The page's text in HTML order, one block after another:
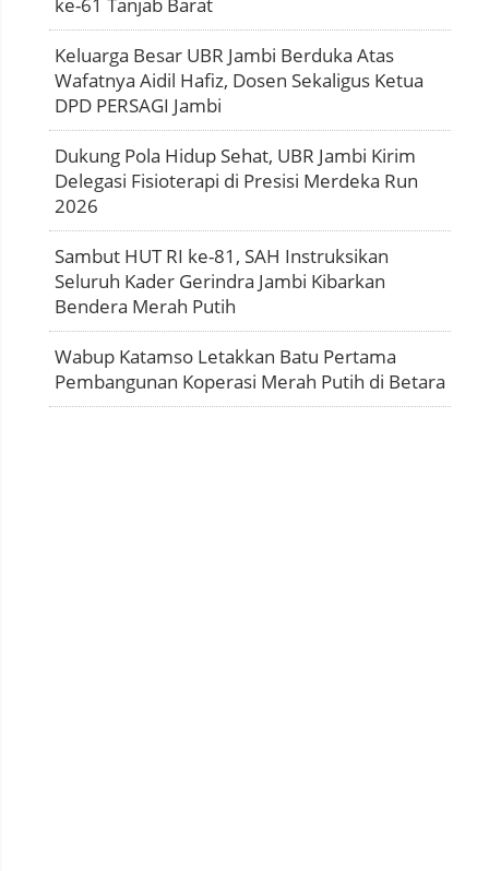
Keluarga Besar UBR Jambi Berduka Atas
Wafatnya Aidil Hafiz, Dosen Sekaligus Ketua
DPD PERSAGI Jambi
Dukung Pola Hidup Sehat, UBR Jambi Kirim
Delegasi Fisioterapi di Presisi Merdeka Run
2026
Sambut HUT RI ke-81, SAH Instruksikan
Seluruh Kader Gerindra Jambi Kibarkan
Bendera Merah Putih
Wabup Katamso Letakkan Batu Pertama
Pembangunan Koperasi Merah Putih di Betara